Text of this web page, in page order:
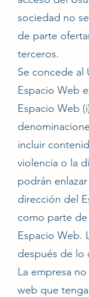
sociedad no
de parte
terceros.
Se concede al
Espacio Web
Espacio Web
incluir
violencia o la
podrán
dirección del
como parte
Espacio Web.
después de lo
La empresa
web que